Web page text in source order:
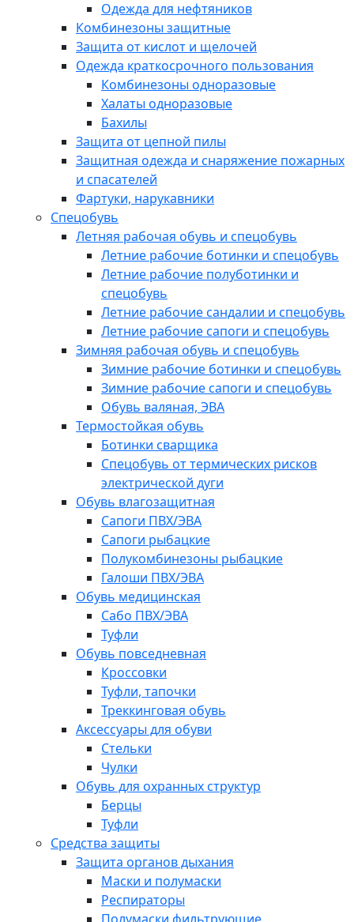
Одежда для нефтяников
Комбинезоны защитные
Защита от кислот и щелочей
Одежда краткосрочного пользования
Комбинезоны одноразовые
Халаты одноразовые
Бахилы
Защита от цепной пилы
Защитная одежда и снаряжение пожарных
и спасателей
Фартуки, нарукавники
Спецобувь
Летняя рабочая обувь и спецобувь
Летние рабочие ботинки и спецобувь
Летние рабочие полуботинки и
спецобувь
Летние рабочие сандалии и спецобувь
Летние рабочие сапоги и спецобувь
Зимняя рабочая обувь и спецобувь
Зимние рабочие ботинки и спецобувь
Зимние рабочие сапоги и спецобувь
Обувь валяная, ЭВА
Термостойкая обувь
Ботинки сварщика
Спецобувь от термических рисков
электрической дуги
Обувь влагозащитная
Сапоги ПВХ/ЭВА
Сапоги рыбацкие
Полукомбинезоны рыбацкие
Галоши ПВХ/ЭВА
Обувь медицинская
Сабо ПВХ/ЭВА
Туфли
Обувь повседневная
Кроссовки
Туфли, тапочки
Треккинговая обувь
Аксессуары для обуви
Стельки
Чулки
Обувь для охранных структур
Берцы
Туфли
Средства защиты
Защита органов дыхания
Маски и полумаски
Респираторы